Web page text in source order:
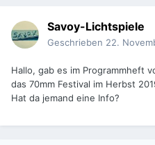
Savoy-Lichtspiele
Geschrieben 22.
Hallo, gab es im Programmheft
das 70mm Festival im Herbst
Hat da jemand eine Info?